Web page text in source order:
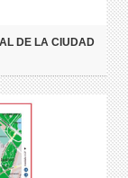
DE LA CIUDAD